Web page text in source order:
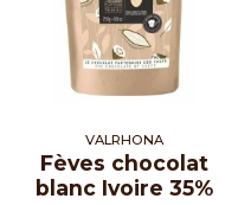
VALRHONA
Fèves chocolat
blanc Ivoire 35%